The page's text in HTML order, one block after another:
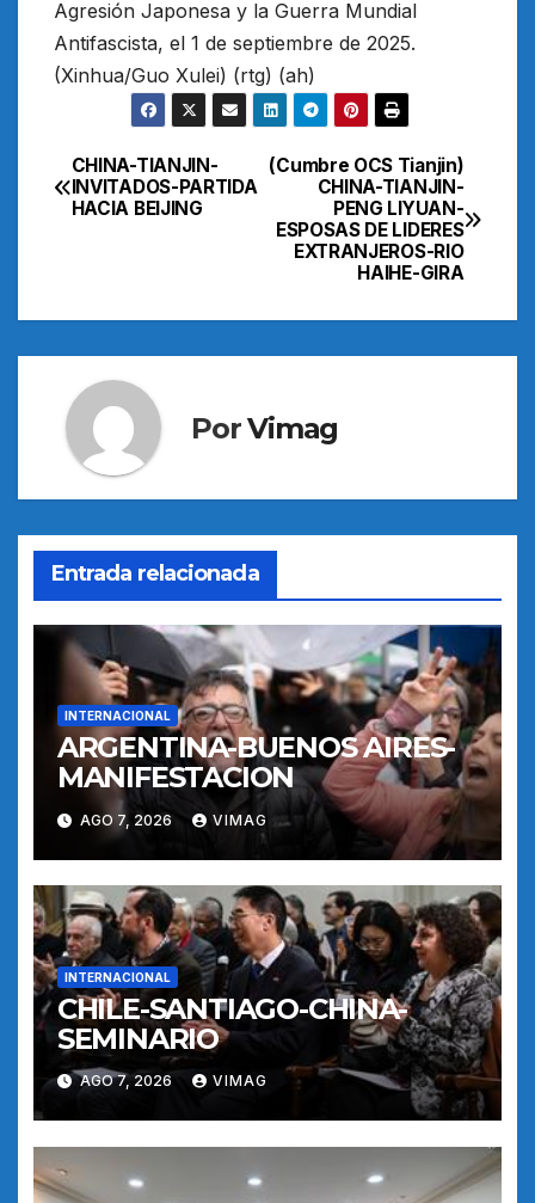
Agresión Japonesa y la Guerra Mundial
Antifascista, el 1 de septiembre de 2025.
(Xinhua/Guo Xulei) (rtg) (ah)
Navegación
de
(Cumbre OCS Tianjin)
CHINA-TIANJIN-
PENG LIYUAN-
ESPOSAS DE LIDERES
EXTRANJEROS-RIO
HAIHE-GIRA
CHINA-TIANJIN-
INVITADOS-PARTIDA
HACIA BEIJING
PorVimag
Entrada relacionada
INTERNACIONAL
ARGENTINA-BUENOS AIRES-
MANIFESTACION
AGO 7, 2026 VIMAG
INTERNACIONAL
CHILE-SANTIAGO-CHINA-
SEMINARIO
AGO 7, 2026 VIMAG